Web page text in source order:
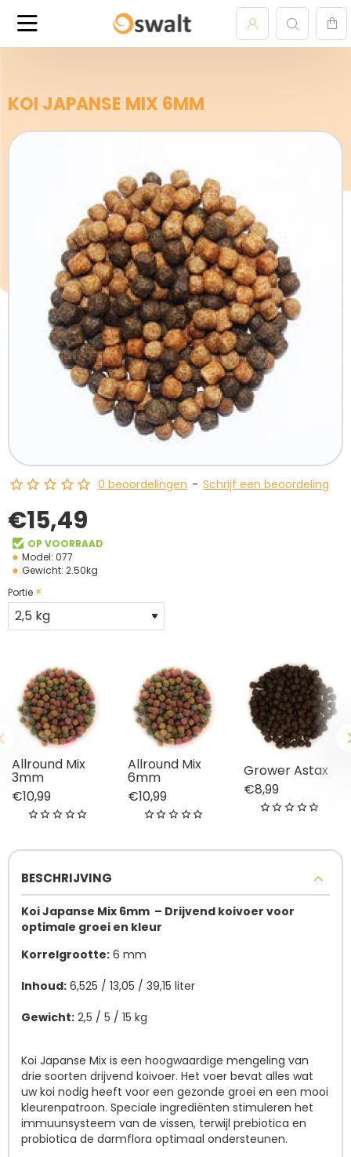
KOI JAPANSE MIX 6MM
0 beoordelingen - Schrijf een beoordeling
€15,49
OP VOORRAAD
Model: 077
Gewicht: 2.50kg
Portie
Allround Mix
3mm
€10,99
Allround Mix
6mm
€10,99
Grower Astax
€8,99
BESCHRIJVING
Koi Japanse Mix 6mm – Drijvend koivoer voor
optimale groei en kleur
Korrelgrootte: 6 mm
Inhoud: 6,525 / 13,05 / 39,15 liter
Gewicht: 2,5 / 5 / 15 kg
Koi Japanse Mix is een hoogwaardige mengeling van
drie soorten drijvend koivoer. Het voer bevat alles wat
uw koi nodig heeft voor een gezonde groei en een mooi
kleurenpatroon. Speciale ingrediënten stimuleren het
immuunsysteem van de vissen, terwijl prebiotica en
probiotica de darmflora optimaal ondersteunen.